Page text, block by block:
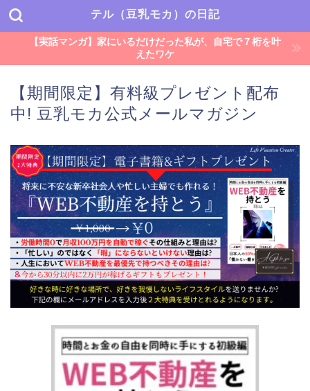
テル（豆乳モカ）の日記
【実話マンガ】家にいるだけだった私が、自宅で７桁を叶
えたワケ
【期間限定】有料級プレゼント配布
中! 豆乳モカ公式メールマガジン